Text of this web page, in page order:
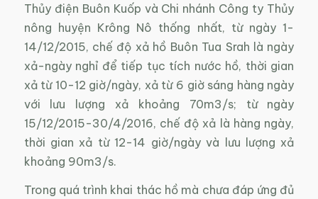
Thủy điện Buôn Kuốp và Chi nhánh Công ty Thủy
nông huyện Krông Nô thống nhất, từ ngày 1-
14/12/2015, chế độ xả hồ Buôn Tua Srah là ngày
xả-ngày nghỉ để tiếp tục tích nước hồ, thời gian
xả từ 10-12 giờ/ngày, xả từ 6 giờ sáng hàng ngày
với lưu lượng xả khoảng 70m3/s; từ ngày
15/12/2015-30/4/2016, chế độ xả là hàng ngày,
thời gian xả từ 12-14 giờ/ngày và lưu lượng xả
khoảng 90m3/s.
Trong quá trình khai thác hồ mà chưa đáp ứng đủ